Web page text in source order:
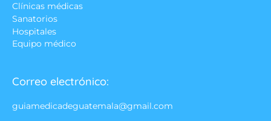
Clínicas médicas
Sanatorios
Hospitales
Equipo médico
Correo electrónico:
guiamedicadeguatemala@gmail.com